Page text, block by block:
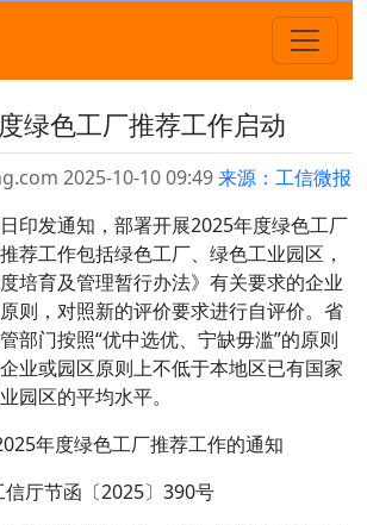
绿色工厂推荐工作启动
2025-10-10 09:49来源：工信微报
印发通知，部署开展2025年度绿色工厂
荐工作包括绿色工厂、绿色工业园区，
培育及管理暂行办法》有关要求的企业
则，对照新的评价要求进行自评价。省
部门按照“优中选优、宁缺毋滥”的原则
业或园区原则上不低于本地区已有国家
园区的平均水平。
年度绿色工厂推荐工作的通知
信厅节函〔2025〕390号